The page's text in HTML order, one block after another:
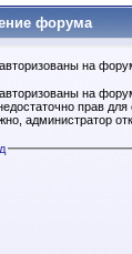
форума
на
на
прав
администратор